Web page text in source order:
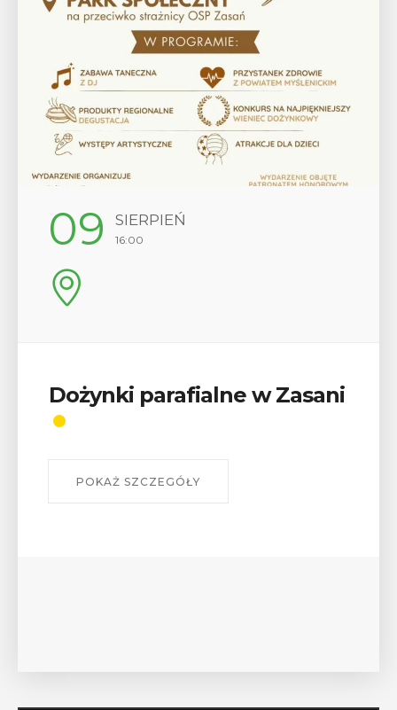
12 SIERPIEŃ
17:00
Wykład „Jak zdobyć
W środę 12 sierpnia o godz. 17 w Miejskiej